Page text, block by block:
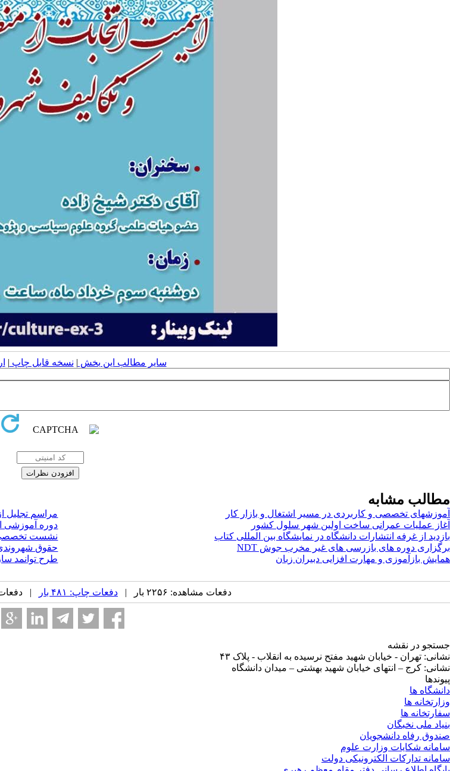
سایر مطالب این بخش | نسخه قابل چاپ |
مطالب مشابه
آموزشهای تخصصی و کاربردی در مسیر اشتغال و بازار کار
مراسم تجلیل
آغاز عملیات عمرانی ساخت اولین شهر سلول کشور
دوره آموزشی
بازدید از غرفه انتشارات دانشگاه در نمایشگاه بین­ المللی کتاب
نشست تخصصی
برگزاری دوره های بازرسی های غیر مخرب جوش NDT
حقوق
همایش بازآموزی و مهارت افزایی دبیران زبان
طرح توانمد
دفعات مشاهده: ۲۲۵۶ بار | دفعات چاپ: ۴۸۱ بار | دفعات
جستجو در نقشه
نشانی: تهران - خیابان شهید مفتح نرسیده به انقلاب - پلاک ۴۳
نشانی: کرج – انتهای خیابان شهید بهشتی – میدان دانشگاه
پیوندها
دانشگاه ها
وزارتخانه ها
سفارتخانه ها
بنیاد ملی نخبگان
صندوق رفاه دانشجویان
سامانه شکایات وزارت علوم
سامانه تدارکات الکترونیکی دولت